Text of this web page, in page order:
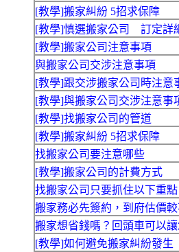
[教學]搬家糾紛 5招求保障
[教學]慎選搬家公司 訂定詳
[教學]搬家公司注意事項
與搬家公司交涉注意事項
[教學]跟交涉搬家公司時注意
[教學]與搬家公司交涉注意事
[教學]找搬家公司的管道
[教學]搬家糾紛 5招求保障
找搬家公司要注意哪些
[教學]搬家公司的計費方式
找搬家公司只要抓住以下重
搬家務必先簽約，到府估價
搬家想省錢嗎？回頭車可以
[教學]如何避免搬家糾紛發生